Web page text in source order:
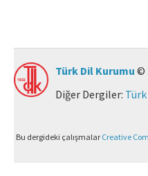
Türk Dil Kurumu ©
Diğer Dergiler:
Bu dergideki çalışmalar Creative